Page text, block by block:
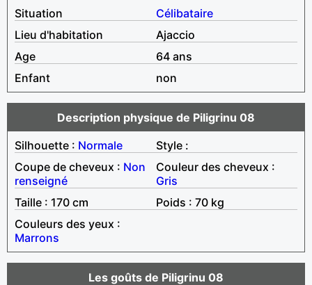
Situation
Célibataire
Lieu d'habitation
Ajaccio
Age
64 ans
Enfant
non
Description physique de Piligrinu 08
Silhouette : Normale
Style :
Coupe de cheveux : Non
renseigné
Couleur des cheveux :
Gris
Taille : 170 cm
Poids : 70 kg
Couleurs des yeux :
Marrons
Les goûts de Piligrinu 08